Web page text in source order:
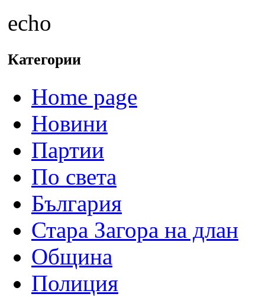
echo
Категории
Home page
Новини
Партии
По света
България
Стара Загора на длан
Община
Полиция